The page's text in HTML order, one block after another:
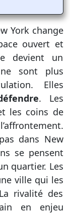
York change
ouvert et
devient un
sont plus
Elles
. Les
les coins de
dans New
se pensent
quartier. Les
ville qui les
rivalité des
en enjeu